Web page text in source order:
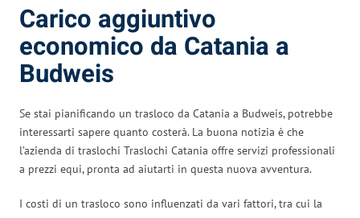
Carico aggiuntivo
economico da Catania a
Budweis
Se stai pianificando un trasloco da Catania a Budweis, potrebbe
interessarti sapere quanto costerà. La buona notizia è che
l’azienda di traslochi Traslochi Catania offre servizi professionali
a prezzi equi, pronta ad aiutarti in questa nuova avventura.
I costi di un trasloco sono influenzati da vari fattori, tra cui la